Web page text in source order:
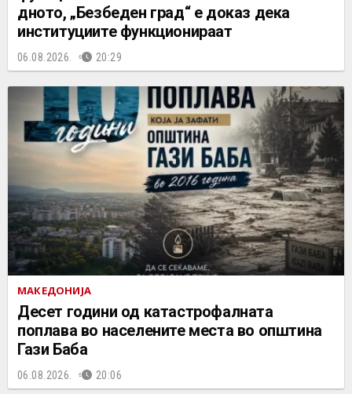
дното, „Безбеден град“ е доказ дека
институциите функционираат
06.08.2026. 20:29
МАКЕДОНИЈА
Десет години од катастрофалната
поплава во населените места во општина
Гази Баба
06.08.2026. 20:06